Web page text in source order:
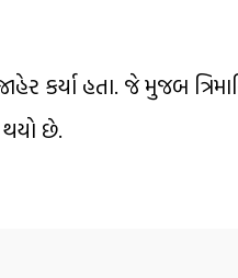
કર્યા હતા. જે મુજબ
થયો છે.